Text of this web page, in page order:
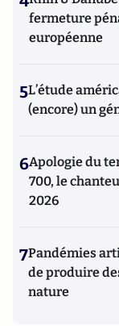
fermeture
européenne
5L’étude
(encore) un
6Apologie du
700, le
2026
7Pandémies
de produire
nature